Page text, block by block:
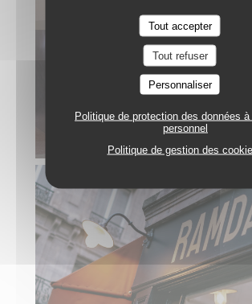
Tout accepter
Tout refuser
Personnaliser
Politique de protection des données
personnel
Politique de gestion des